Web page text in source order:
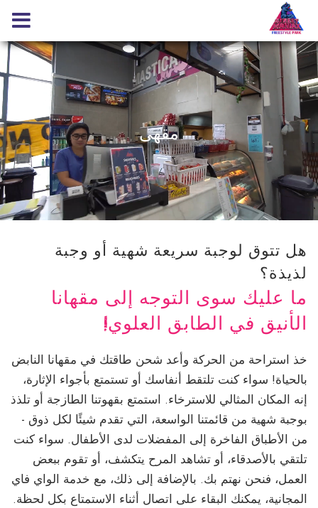
مقهى
هل تتوق لوجبة سريعة شهية أو وجبة
لذيذة؟
ما عليك سوى التوجه إلى مقهانا
الأنيق في الطابق العلوي!
خذ استراحة من الحركة وأعد شحن طاقتك في مقهانا النابض
بالحياة! سواء كنت تلتقط أنفاسك أو تستمتع بأجواء الإثارة،
إنه المكان المثالي للاسترخاء. استمتع بقهوتنا الطازجة أو تلذذ
بوجبة شهية من قائمتنا الواسعة، التي تقدم شيئًا لكل ذوق -
من الأطباق الفاخرة إلى المفضلات لدى الأطفال. سواء كنت
تلتقي بالأصدقاء، أو تشاهد المرح يتكشف، أو تقوم ببعض
العمل، فنحن نهتم بك. بالإضافة إلى ذلك، مع خدمة الواي فاي
المجانية، يمكنك البقاء على اتصال أثناء الاستمتاع بكل لحظة.